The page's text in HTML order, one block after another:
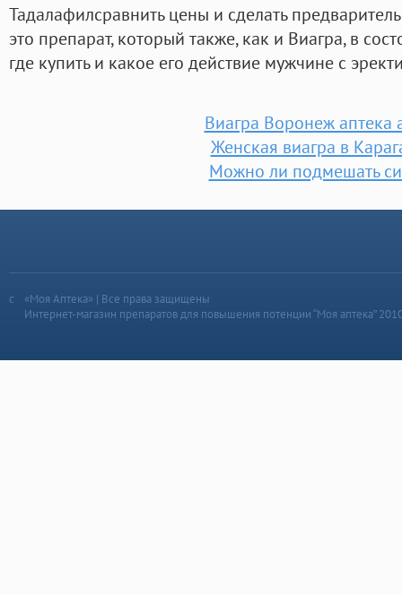
Тадалафилсравнить цены и сделать
это препарат, который также, как и Виагра, в
где купить и какое его действие мужчине с
Виагра Воронеж аптека
Женская виагра в
Можно ли подмешать
«Моя Аптека» | Все права защищены
Интернет-магазин препаратов для повышения потенции “Моя аптека”